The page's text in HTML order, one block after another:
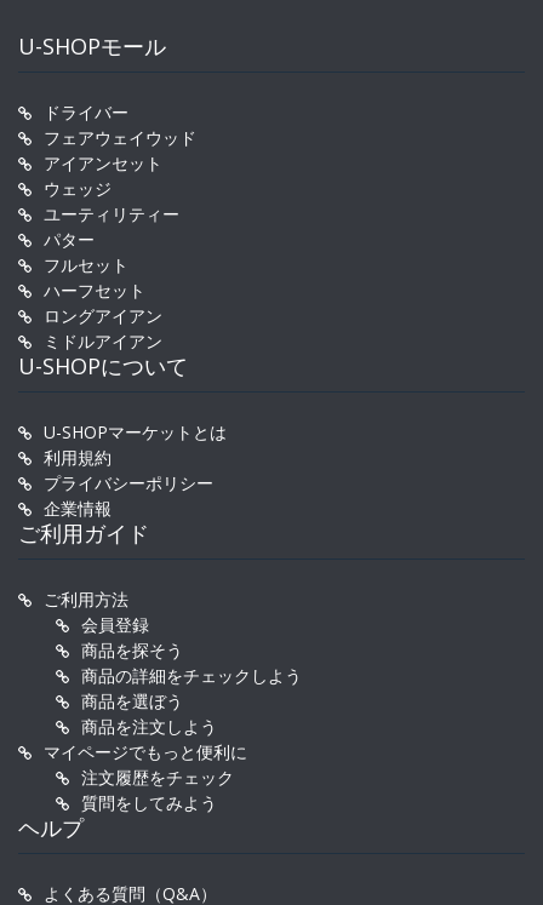
U-SHOPモール
ドライバー
フェアウェイウッド
アイアンセット
ウェッジ
ユーティリティー
パター
フルセット
ハーフセット
ロングアイアン
ミドルアイアン
U-SHOPについて
U-SHOPマーケットとは
利用規約
プライバシーポリシー
企業情報
ご利用ガイド
ご利用方法
会員登録
商品を探そう
商品の詳細をチェックしよう
商品を選ぼう
商品を注文しよう
マイページでもっと便利に
注文履歴をチェック
質問をしてみよう
ヘルプ
よくある質問（Q&A）